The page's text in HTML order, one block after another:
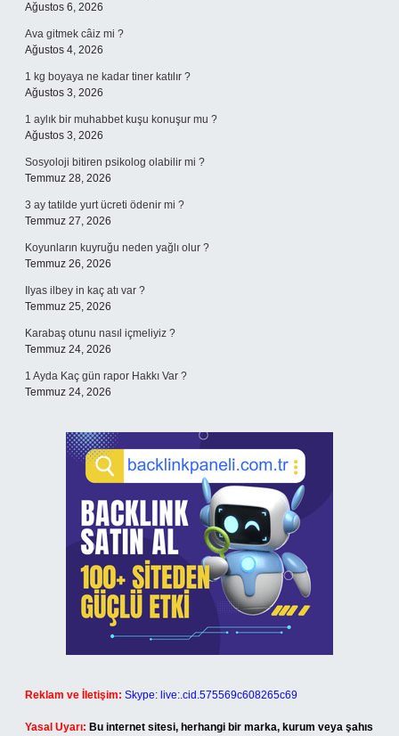
Ağustos 6, 2026
Ava gitmek câiz mi ?
Ağustos 4, 2026
1 kg boyaya ne kadar tiner katılır ?
Ağustos 3, 2026
1 aylık bir muhabbet kuşu konuşur mu ?
Ağustos 3, 2026
Sosyoloji bitiren psikolog olabilir mi ?
Temmuz 28, 2026
3 ay tatilde yurt ücreti ödenir mi ?
Temmuz 27, 2026
Koyunların kuyruğu neden yağlı olur ?
Temmuz 26, 2026
Ilyas ilbey in kaç atı var ?
Temmuz 25, 2026
Karabaş otunu nasıl içmeliyiz ?
Temmuz 24, 2026
1 Ayda Kaç gün rapor Hakkı Var ?
Temmuz 24, 2026
Reklam ve İletişim: Skype: live:.cid.575569c608265c69
Yasal Uyarı: Bu internet sitesi, herhangi bir marka, kurum veya şahıs